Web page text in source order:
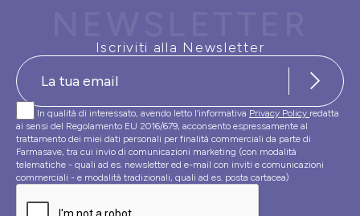
Iscriviti alla Newsletter
In qualità di interessato, avendo letto l’informativa Privacy Policy redatta
ai sensi del Regolamento EU 2016/679, acconsento espressamente al
trattamento dei miei dati personali per finalità commerciali da parte di
Farmasave, tra cui invio di comunicazioni marketing (con modalità
telematiche - quali ad es. newsletter ed e-mail con inviti e comunicazioni
commerciali - e modalità tradizionali, quali ad es. posta cartacea)